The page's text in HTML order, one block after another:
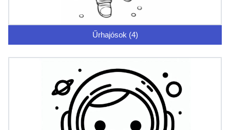
Űrhajósok (4)